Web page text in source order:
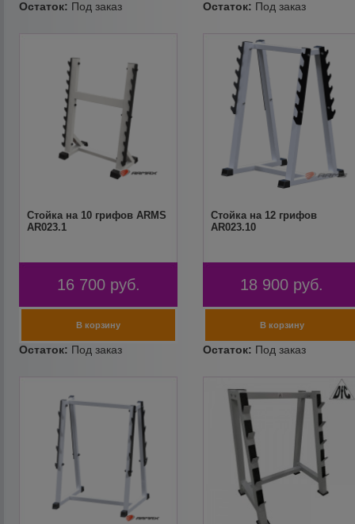
Стойка на 10 грифов ARMS
AR023.1
16 700 руб.
Стойка на 12 грифов
AR023.10
18 900 руб.